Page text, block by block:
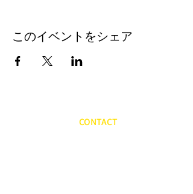
このイベントをシェア
CONTACT